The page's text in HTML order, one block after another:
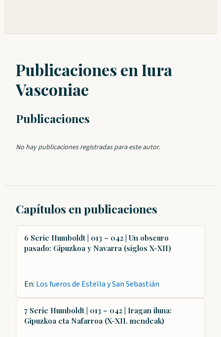
Publicaciones en Iura
Vasconiae
Publicaciones
No hay publicaciones registradas para este autor.
Capítulos en publicaciones
6 Serie Humboldt | 013 – 042 | Un obscuro
pasado: Gipuzkoa y Navarra (siglos X-XII)
En: Los fueros de Estella y San Sebastián
7 Serie Humboldt | 013 – 042 | Iragan iluna:
Gipuzkoa eta Nafarroa (X-XII. mendeak)